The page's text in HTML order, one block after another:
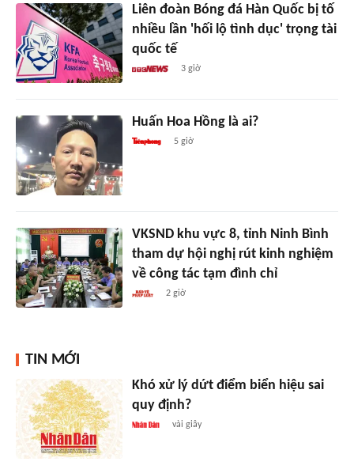
Liên đoàn Bóng đá Hàn Quốc bị tố
nhiều lần 'hối lộ tình dục' trọng tài
quốc tế
3 giờ
Huấn Hoa Hồng là ai?
5 giờ
VKSND khu vực 8, tỉnh Ninh Bình
tham dự hội nghị rút kinh nghiệm
về công tác tạm đình chỉ
2 giờ
TIN MỚI
Khó xử lý dứt điểm biển hiệu sai
quy định?
vài giây